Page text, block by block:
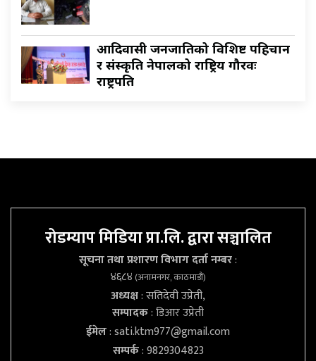
आदिवासी जनजातिको विशिष्ट पहिचान
र संस्कृति नेपालको राष्ट्रिय गौरवः
राष्ट्रपति
रोडम्याप मिडिया प्रा.लि. द्वारा सञ्चालित
सूचना तथा प्रशारण विभाग दर्ता नम्बर:
४६८४(अनामनगर, काठमाडौं)
अध्यक्ष: सतिदेवी उप्रेती,
सम्पादक: डिआर उप्रेती
ईमेल:sati.ktm977@gmail.com
सम्पर्क: 9829304823